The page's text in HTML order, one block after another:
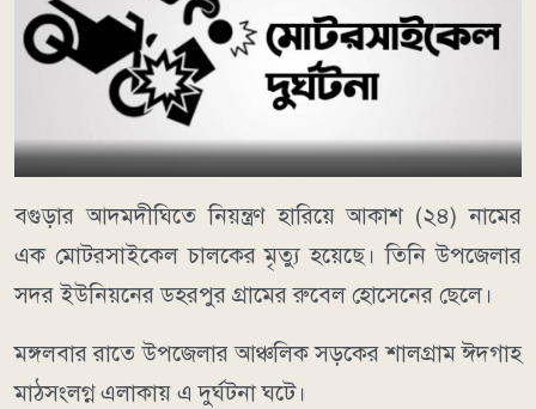
বগুড়ার আদমদীঘিতে নিয়ন্ত্রণ হারিয়ে আকাশ (২৪) নামের
এক মোটরসাইকেল চালকের মৃত্যু হয়েছে। তিনি উপজেলার
সদর ইউনিয়নের ডহরপুর গ্রামের রুবেল হোসেনের ছেলে।
মঙ্গলবার রাতে উপজেলার আঞ্চলিক সড়কের শালগ্রাম ঈদগাহ
মাঠসংলগ্ন এলাকায় এ দুর্ঘটনা ঘটে।